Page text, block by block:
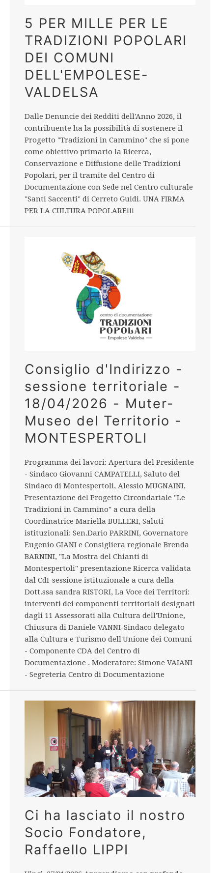
5 PER MILLE PER LE
TRADIZIONI POPOLARI
DEI COMUNI
DELL'EMPOLESE-
VALDELSA
Dalle Denuncie dei Redditi dell'Anno 2026, il
contribuente ha la possibilità di sostenere il
Progetto "Tradizioni in Cammino" che si pone
come obiettivo primario la Ricerca,
Conservazione e Diffusione delle Tradizioni
Popolari, per il tramite del Centro di
Documentazione con Sede nel Centro culturale
"Santi Saccenti" di Cerreto Guidi. UNA FIRMA
PER LA CULTURA POPOLARE!!!
Consiglio d'Indirizzo -
sessione territoriale -
18/04/2026 - Muter-
Museo del Territorio -
MONTESPERTOLI
Programma dei lavori: Apertura del Presidente
- Sindaco Giovanni CAMPATELLI, Saluto del
Sindaco di Montespertoli, Alessio MUGNAINI,
Presentazione del Progetto Circondariale "Le
Tradizioni in Cammino" a cura della
Coordinatrice Mariella BULLERI, Saluti
istituzionali: Sen.Dario PARRINI, Governatore
Eugenio GIANI e Consigliera regionale Brenda
BARNINI, "La Mostra del Chianti di
Montespertoli" presentazione Ricerca validata
dal CdI-sessione istituzionale a cura della
Dott.ssa sandra RISTORI, La Voce dei Territori:
interventi dei componenti territoriali designati
dagli 11 Assessorati alla Cultura dell'Unione,
Chiusura di Daniele VANNI-Sindaco delegato
alla Cultura e Turismo dell'Unione dei Comuni
- Componente CDA del Centro di
Documentazione . Moderatore: Simone VAIANI
- Segreteria Centro di Documentazione
Ci ha lasciato il nostro
Socio Fondatore,
Raffaello LIPPI